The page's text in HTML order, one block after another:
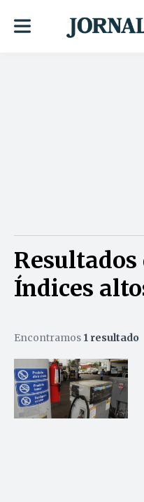
Índices
Encontramos 1 resultado